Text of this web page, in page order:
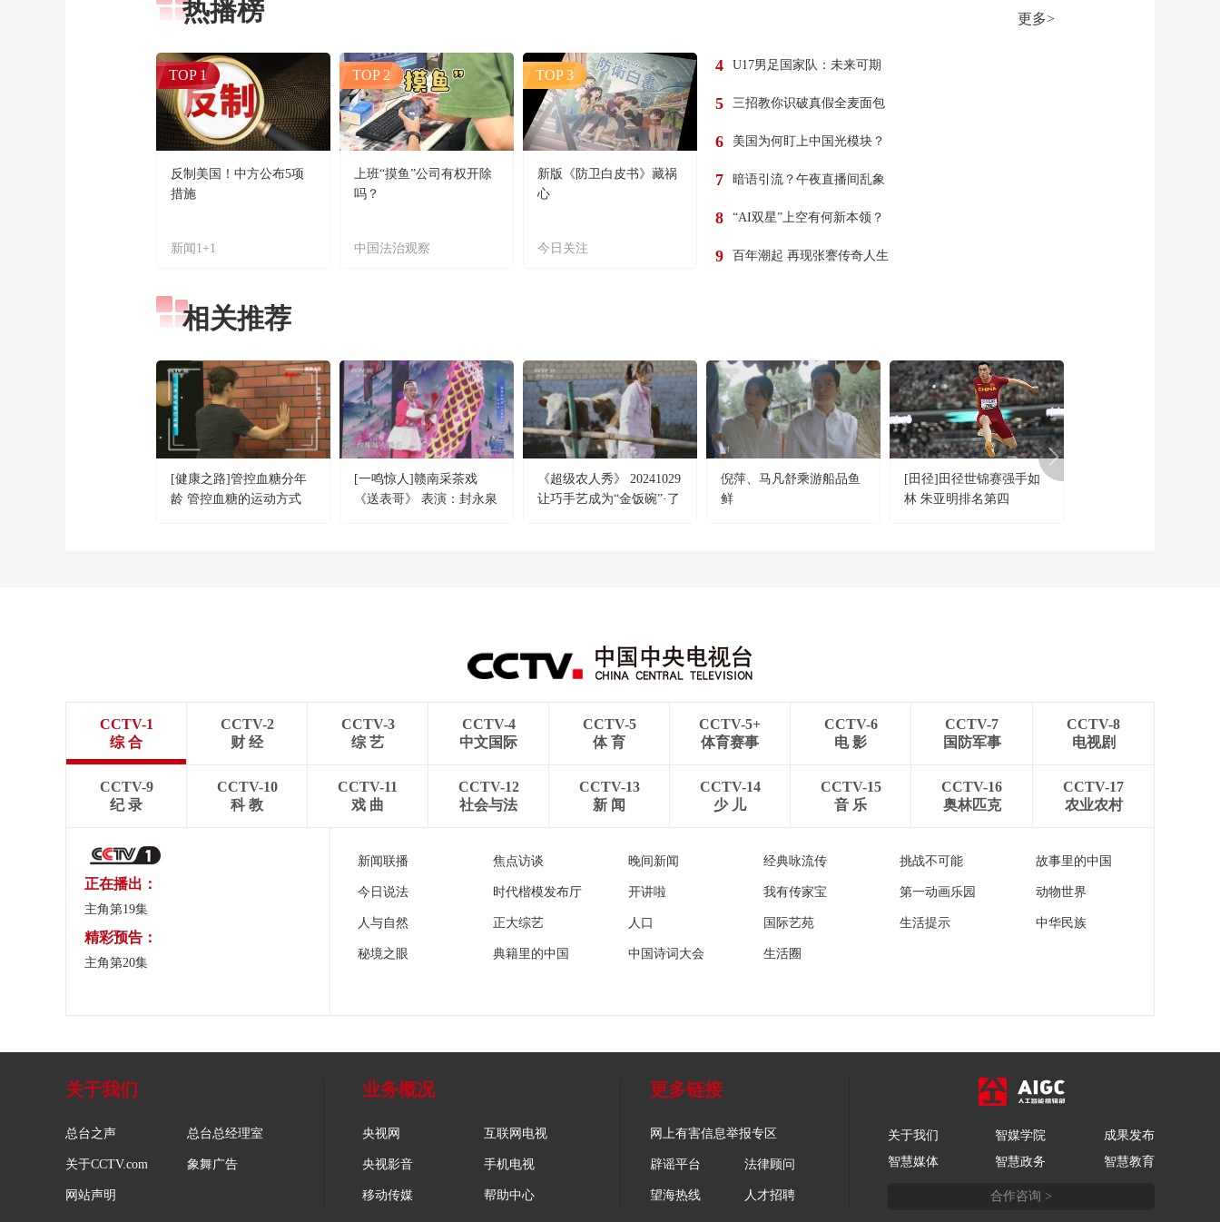
陆军某旅组织穿越机
热播榜 更多>
TOP 1
反制美国！中方公布5项
措施
新闻1+1
TOP 2
上班“摸鱼”公司有权开除
吗？
中国法治观察
TOP 3
新版《防卫白皮书》藏祸
心
今日关注
4 U17男足国家队：未来可期
5 三招教你识破真假全麦面包
6 美国为何盯上中国光模块？
7 暗语引流？午夜直播间乱象
8 “AI双星”上空有何新本领？
9 百年潮起 再现张謇传奇人生
相关推荐
[健康之路]管控血糖分年
龄 管控血糖的运动方式
[一鸣惊人]赣南采茶戏
《送表哥》 表演：封永泉
《超级农人秀》 20241029
让巧手艺成为“金饭碗”·了
倪萍、马凡舒乘游船品鱼
鲜
[田径]田径世锦赛强手如
林 朱亚明排名第四
CCTV-1
综 合
CCTV-2
财 经
CCTV-3
综 艺
CCTV-4
中文国际
CCTV-5
体 育
CCTV-5+
体育赛事
CCTV-6
电 影
CCTV-7
国防军事
CCTV-8
电视剧
CCTV-9
纪 录
CCTV-10
科 教
CCTV-11
戏 曲
CCTV-12
社会与法
CCTV-13
新 闻
CCTV-14
少 儿
CCTV-15
音 乐
CCTV-16
奥林匹克
CCTV-17
农业农村
正在播出：
主角第19集
精彩预告：
主角第20集
新闻联播 焦点访谈 晚间新闻 经典咏流传 挑战不可能 故事里的中国
今日说法 时代楷模发布厅 开讲啦 我有传家宝 第一动画乐园 动物世界
人与自然 正大综艺 人口 国际艺苑 生活提示 中华民族
秘境之眼 典籍里的中国 中国诗词大会 生活圈
关于我们
总台之声 总台总经理室
关于CCTV.com 象舞广告
网站声明
业务概况
央视网 互联网电视
央视影音 手机电视
移动传媒 帮助中心
更多链接
网上有害信息举报专区
辟谣平台 法律顾问
望海热线 人才招聘
关于我们 智媒学院
成果发布
智慧媒体
智慧政务 智慧教育
合作咨询 >